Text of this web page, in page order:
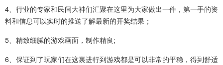
4、行业的专家和民间大神们汇聚在这里为大家做出一件，第一手的资
料和信息可以实时的推送了解最新的开奖结果；
5、精致细腻的游戏画面，制作精良;
6、保证到了玩家们在这裏进行到游戏都是可以非常的平稳，得到舒适